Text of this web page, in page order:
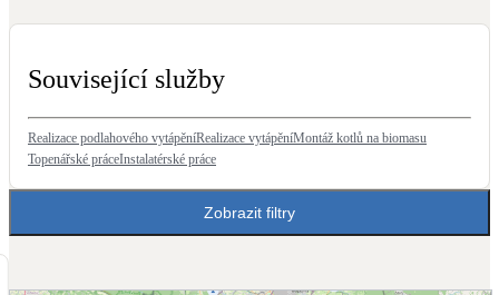
Fotovoltaika
Tepelná čerpadla
Klimatizace pro vytápění
Související služby
Realizace podlahového vytápěníRealizace vytápěníMontáž kotlů na biomasu
Topenářské práceInstalatérské práce
Zobrazit filtry